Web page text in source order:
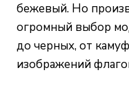
бежевый. Но
огромный выбор
до черных, от
изображений